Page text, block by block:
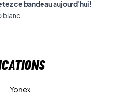
ce bandeau aujourd'hui!
blanc.
Yonex